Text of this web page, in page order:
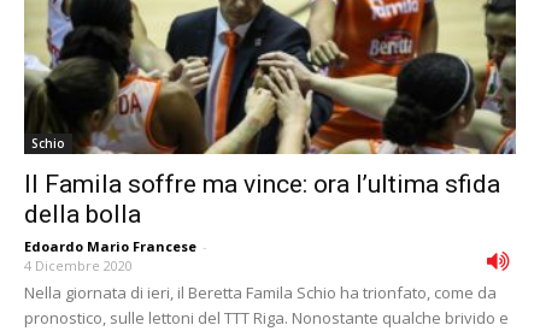
Schio
Il Famila soffre ma vince: ora l’ultima sfida
della bolla
Edoardo Mario Francese -
4 Dicembre 2020
Nella giornata di ieri, il Beretta Famila Schio ha trionfato, come da
pronostico, sulle lettoni del TTT Riga. Nonostante qualche brivido e